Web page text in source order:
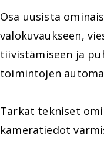
Osa uusista
valokuvaukseen,
tiivistämiseen ja
toimintojen
Tarkat tekniset
kameratiedot